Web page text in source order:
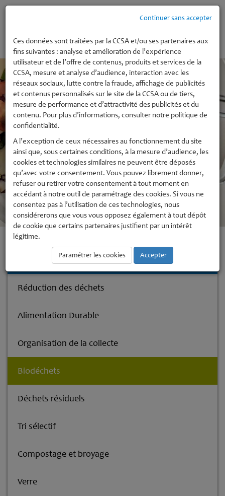
MENU
Accueil Environnement
Collecte des déchets
Réduction des déchets
Alimentation Durable
Organisation de la collecte
Biodéchets
Déchets résiduels
Tri sélectif
Compostage et broyage
Verre
Continuer sans accepter
Ces données sont traitées par la CCSA et/ou ses partenaires aux
fins suivantes : analyse et amélioration de l’expérience
utilisateur et de l’offre de contenus, produits et services de la
CCSA, mesure et analyse d’audience, interaction avec les
réseaux sociaux, lutte contre la fraude, affichage de publicités
et contenus personnalisés sur le site de la CCSA ou de tiers,
mesure de performance et d’attractivité des publicités et du
contenu. Pour plus d’informations, consulter notre politique de
confidentialité.
A l’exception de ceux nécessaires au fonctionnement du site
ainsi que, sous certaines conditions, à la mesure d’audience, les
cookies et technologies similaires ne peuvent être déposés
qu’avec votre consentement. Vous pouvez librement donner,
refuser ou retirer votre consentement à tout moment en
accédant à notre outil de paramétrage des cookies. Si vous ne
consentez pas à l’utilisation de ces technologies, nous
considérerons que vous vous opposez également à tout dépôt
de cookie que certains partenaires justifient par un intérêt
légitime.
Paramétrer les cookies Accepter